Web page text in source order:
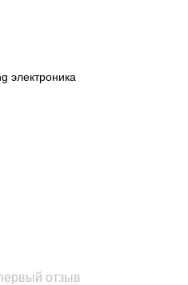
электроника
отзыв